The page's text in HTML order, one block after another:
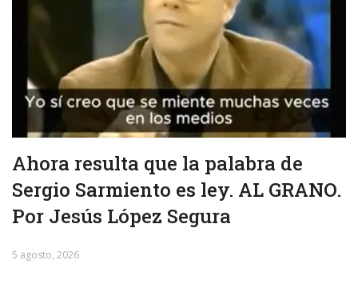
Ahora resulta que la palabra de
Sergio Sarmiento es ley. AL GRANO.
Por Jesús López Segura
5 agosto, 2026